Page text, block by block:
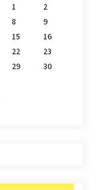
1
2
8
9
15
16
22
23
29
30